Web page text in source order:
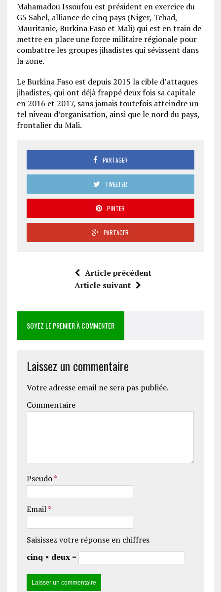
Mahamadou Issoufou est président en exercice du
G5 Sahel, alliance de cinq pays (Niger, Tchad,
Mauritanie, Burkina Faso et Mali) qui est en train de
mettre en place une force militaire régionale pour
combattre les groupes jihadistes qui sévissent dans
la zone.
Le Burkina Faso est depuis 2015 la cible d’attaques
jihadistes, qui ont déjà frappé deux fois sa capitale
en 2016 et 2017, sans jamais toutefois atteindre un
tel niveau d’organisation, ainsi que le nord du pays,
frontalier du Mali.
PARTAGER
TWEETER
PINTER
PARTAGER
Article précédent
Article suivant
SOYEZ LE PREMIER À COMMENTER
Laissez un commentaire
Votre adresse email ne sera pas publiée.
Commentaire
Pseudo*
Email*
Saisissez votre réponse en chiffres
cinq × deux =